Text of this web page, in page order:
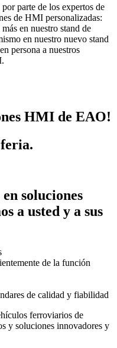
parte de los expertos de
de HMI personalizadas:
en nuestro stand de
en nuestro nuevo stand
persona a nuestros
HMI de EAO!
soluciones
a usted y a sus
de la función
de calidad y fiabilidad
ferroviarios de
y soluciones innovadores y